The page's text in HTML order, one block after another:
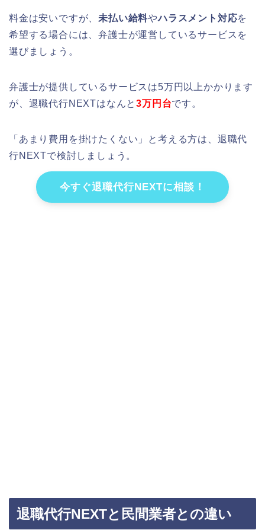
料金は安いですが、未払い給料やハラスメント対応を
希望する場合には、弁護士が運営しているサービスを
選びましょう。
弁護士が提供しているサービスは5万円以上かかります
が、退職代行NEXTはなんと3万円台です。
「あまり費用を掛けたくない」と考える方は、退職代
行NEXTで検討しましょう。
今すぐ退職代行NEXTに相談！
退職代行NEXTと民間業者との違い